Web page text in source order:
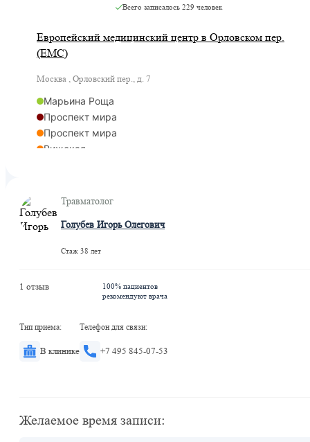
Всего записалось 229 человек
Европейский медицинский центр в Орловском пер.
(ЕМС)
Москва , Орловский пер., д. 7
Марьина Роща
Проспект мира
Проспект мира
Рижская
Рижская
Травматолог
Голубев Игорь Олегович
Стаж 38 лет
1 отзыв
100% пациентов
рекомендуют врача
Тип приема:
В клинике
Телефон для связи:
+7 495 845-07-53
Желаемое время записи: